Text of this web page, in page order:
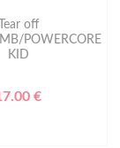
Tear off
POWERCORE
KID
€